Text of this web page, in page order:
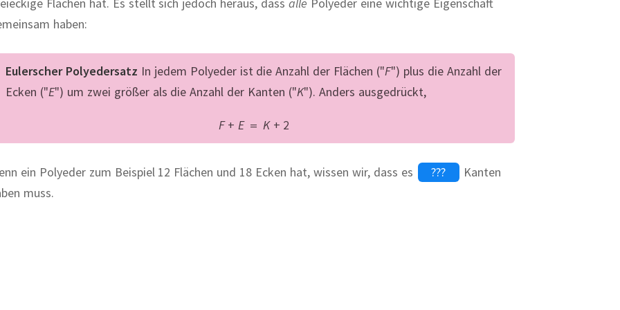
haben:
Eulerscher Polyedersatz In jedem Polyeder ist die Anzahl der Flächen ("F") plus die Anzahl der
Ecken ("E") um zwei größer als die Anzahl der Kanten ("K"). Anders ausgedrückt,
F + E = K + 2
ein Polyeder zum Beispiel 12 Flächen und 18 Ecken hat, wissen wir, dass es
Kanten
muss.